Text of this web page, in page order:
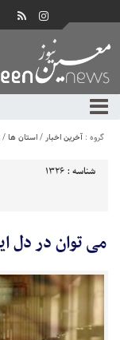
گروه : آخرین اخبار/استان ها/
شناسه : 1326
می توان در